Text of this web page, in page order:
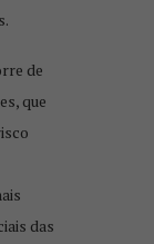
de
que
das